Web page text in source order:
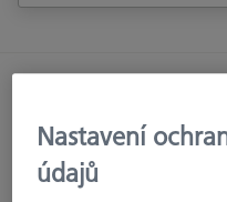
Nastavení
údajů